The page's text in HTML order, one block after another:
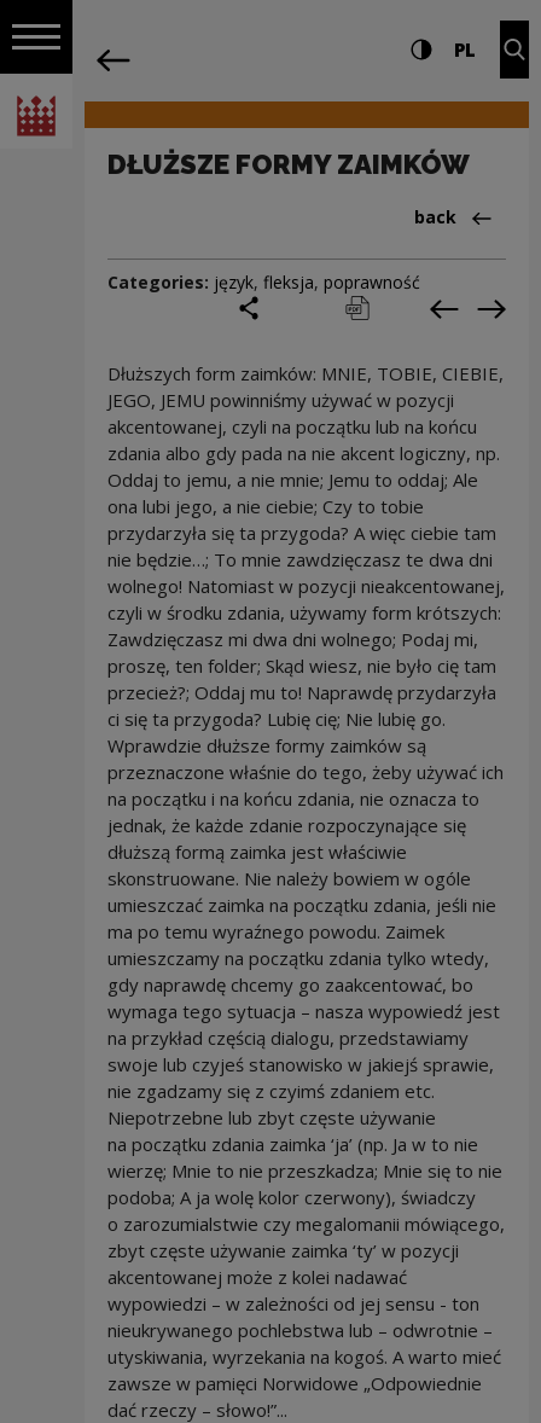
Open navigation
National Centre for Culture Poland
Navigation Settings and search
High contrast
PL
DŁUŻSZE FORMY ZAIMKÓW
Back
back
Categories: język, fleksja, poprawność
print pobierz Previous
Dłuższych form zaimków: MNIE, TOBIE, CIEBIE,
JEGO, JEMU powinniśmy używać w pozycji
akcentowanej, czyli na początku lub na końcu
zdania albo gdy pada na nie akcent logiczny, np.
Oddaj to jemu, a nie mnie; Jemu to oddaj; Ale
ona lubi jego, a nie ciebie; Czy to tobie
przydarzyła się ta przygoda? A więc ciebie tam
nie będzie…; To mnie zawdzięczasz te dwa dni
wolnego! Natomiast w pozycji nieakcentowanej,
czyli w środku zdania, używamy form krótszych:
Zawdzięczasz mi dwa dni wolnego; Podaj mi,
proszę, ten folder; Skąd wiesz, nie było cię tam
przecież?; Oddaj mu to! Naprawdę przydarzyła
ci się ta przygoda? Lubię cię; Nie lubię go.
Wprawdzie dłuższe formy zaimków są
przeznaczone właśnie do tego, żeby używać ich
na początku i na końcu zdania, nie oznacza to
jednak, że każde zdanie rozpoczynające się
dłuższą formą zaimka jest właściwie
skonstruowane. Nie należy bowiem w ogóle
umieszczać zaimka na początku zdania, jeśli nie
ma po temu wyraźnego powodu. Zaimek
umieszczamy na początku zdania tylko wtedy,
gdy naprawdę chcemy go zaakcentować, bo
wymaga tego sytuacja – nasza wypowiedź jest
na przykład częścią dialogu, przedstawiamy
swoje lub czyjeś stanowisko w jakiejś sprawie,
nie zgadzamy się z czyimś zdaniem etc.
Niepotrzebne lub zbyt częste używanie
na początku zdania zaimka ‘ja’ (np. Ja w to nie
wierzę; Mnie to nie przeszkadza; Mnie się to nie
podoba; A ja wolę kolor czerwony), świadczy
o zarozumialstwie czy megalomanii mówiącego,
zbyt częste używanie zaimka ‘ty’ w pozycji
akcentowanej może z kolei nadawać
wypowiedzi – w zależności od jej sensu - ton
nieukrywanego pochlebstwa lub – odwrotnie –
utyskiwania, wyrzekania na kogoś. A warto mieć
zawsze w pamięci Norwidowe „Odpowiednie
dać rzeczy – słowo!”...